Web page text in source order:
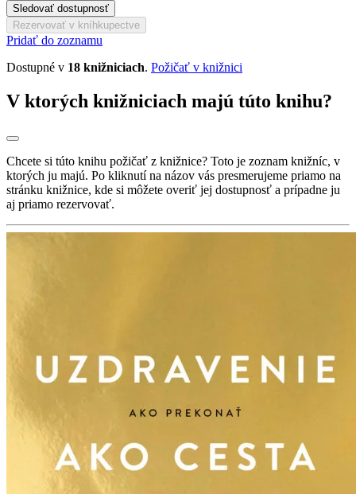
Sledovať dostupnosť
Rezervovať v kníhkupectve
Pridať do zoznamu
Dostupné v 18 knižniciach. Požičať v knižnici
V ktorých knižniciach majú túto knihu?
Chcete si túto knihu požičať z knižnice? Toto je zoznam knižníc, v
ktorých ju majú. Po kliknutí na názov vás presmerujeme priamo na
stránku knižnice, kde si môžete overiť jej dostupnosť a prípadne ju
aj priamo rezervovať.